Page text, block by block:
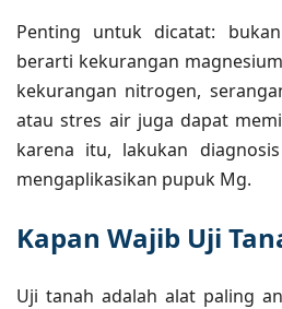
Penting untuk dicatat:
berarti kekurangan
kekurangan nitrogen,
atau stres air juga dapat
karena itu, lakukan
mengaplikasikan pupuk Mg.
Kapan Wajib Uji
Uji tanah adalah alat paling